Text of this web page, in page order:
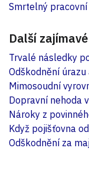
Smrtelný pracovní
Další
Trvalé následky
Odškodnění
Mimosoudní
Dopravní nehoda
Nároky z
Když pojišťovna
Odškodnění za